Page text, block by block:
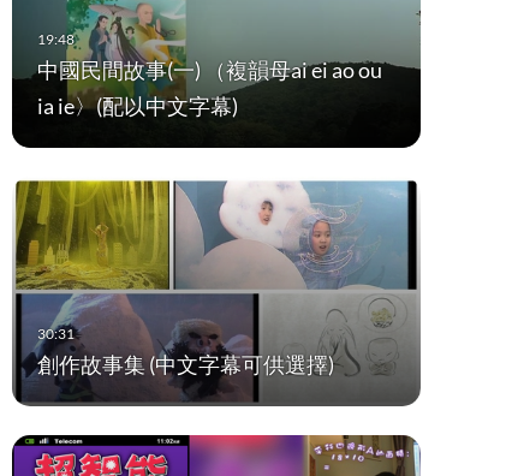
中國民間故事(一) （複韻母ai ei ao ou
ia ie〉(配以中文字幕)
創作故事集 (中文字幕可供選擇)